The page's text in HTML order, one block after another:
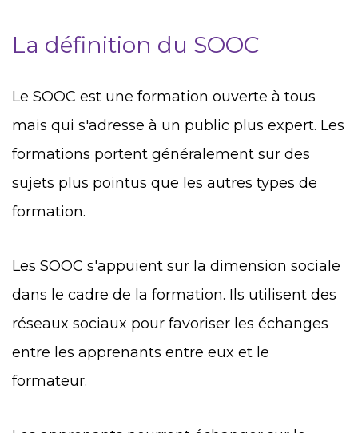
La définition du SOOC
Le SOOC est une formation ouverte à tous
mais qui s'adresse à un public plus expert. Les
formations portent généralement sur des
sujets plus pointus que les autres types de
formation.
Les SOOC s'appuient sur la dimension sociale
dans le cadre de la formation. Ils utilisent des
réseaux sociaux pour favoriser les échanges
entre les apprenants entre eux et le
formateur.